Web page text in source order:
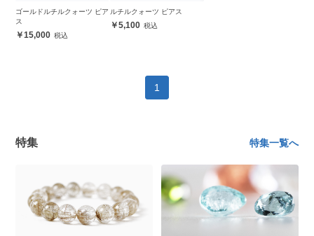
ゴールドルチルクォーツ ピア
ス
15,000
ルチルクォーツ ピアス
5,100
1
特集 特集一覧へ